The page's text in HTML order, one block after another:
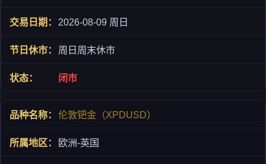
2026-08-09 周日
周日周末休市
闭市
伦敦钯金（XPDUSD）
欧洲-英国